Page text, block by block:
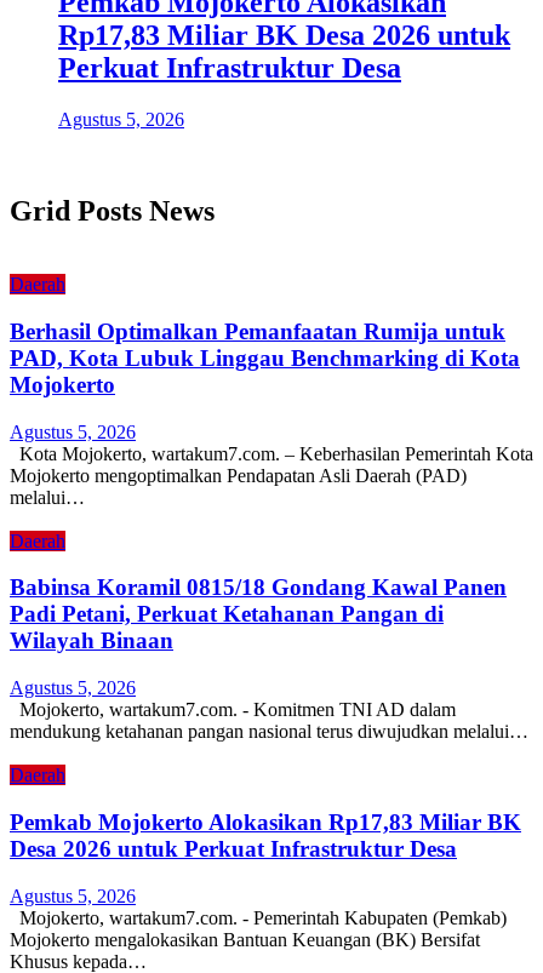
Rp17,83 Miliar BK Desa 2026 untuk
Perkuat Infrastruktur Desa
Agustus 5, 2026
Grid Posts News
Daerah
Berhasil Optimalkan Pemanfaatan Rumija untuk
PAD, Kota Lubuk Linggau Benchmarking di Kota
Mojokerto
Agustus 5, 2026
Kota Mojokerto, wartakum7.com. – Keberhasilan Pemerintah Kota
Mojokerto mengoptimalkan Pendapatan Asli Daerah (PAD)
melalui…
Daerah
Babinsa Koramil 0815/18 Gondang Kawal Panen
Padi Petani, Perkuat Ketahanan Pangan di
Wilayah Binaan
Agustus 5, 2026
Mojokerto, wartakum7.com. - Komitmen TNI AD dalam
mendukung ketahanan pangan nasional terus diwujudkan melalui…
Daerah
Pemkab Mojokerto Alokasikan Rp17,83 Miliar BK
Desa 2026 untuk Perkuat Infrastruktur Desa
Agustus 5, 2026
Mojokerto, wartakum7.com. - Pemerintah Kabupaten (Pemkab)
Mojokerto mengalokasikan Bantuan Keuangan (BK) Bersifat
Khusus kepada…